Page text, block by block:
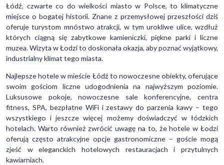
Łódź, czwarte co do wielkości miasto w Polsce, to klimatyczne
miejsce o bogatej historii. Znane z przemysłowej przeszłości dziś
oferuje turystom mnóstwo atrakcji, w tym urokliwe ulice, wzdłuż
których ciągną się zabytkowe kamieniczki, piękne parki i liczne
muzea. Wizyta w Łodzi to doskonała okazja, aby poznać wyjątkowy,
industrialny klimat tego miasta.
Najlepsze hotele w mieście Łódź to nowoczesne obiekty, oferujące
swoim gościom liczne udogodnienia na najwyższym poziomie.
Luksusowe pokoje, nowoczesne sale konferencyjne, centra
fitness, SPA, bezpłatne WiFi i zestawy do parzenia kawy – tego
wszystkiego i jeszcze więcej możemy doświadczyć w łódzkich
hotelach. Warto również zwrócić uwagę na to, że hotele w Łodzi
oferują często atrakcyjne opcje gastronomiczne – goście mogą
zjeść w eleganckich hotelowych restauracjach i przytulnych
kawiarniach.